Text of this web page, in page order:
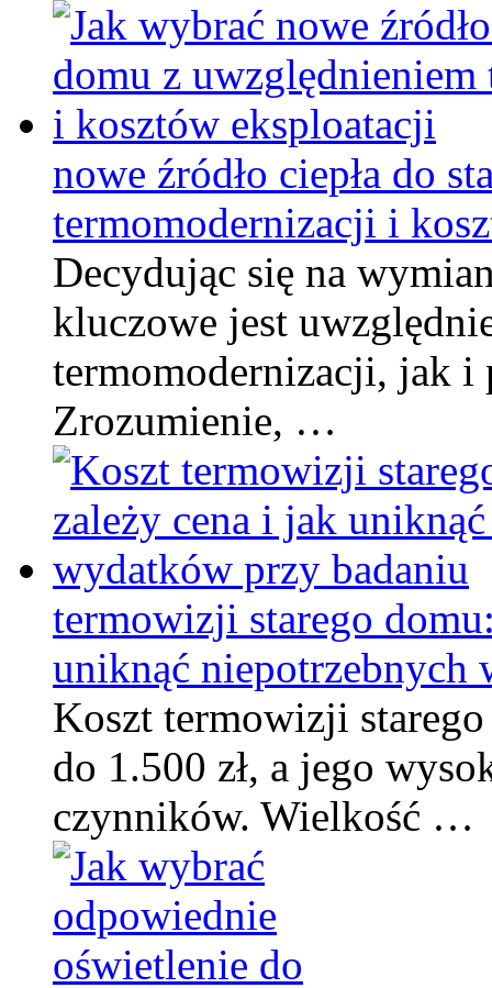
nowe źródło ciepła do
termomodernizacji i
Decydując się na
kluczowe jest
termomodernizacji, jak i
Zrozumienie, …
termowizji starego
uniknąć niepotrzebnych
Koszt termowizji
do 1.500 zł, a jego
czynników. Wielkość …